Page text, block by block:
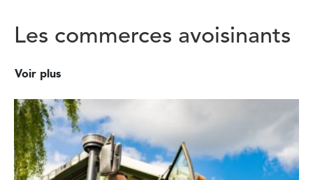
Les commerces avoisinants
Voir plus